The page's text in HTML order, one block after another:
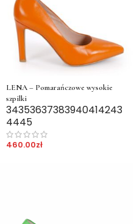
LENA – Pomarańczowe wysokie
szpilki
34353637383940414243
4445
460.00zł